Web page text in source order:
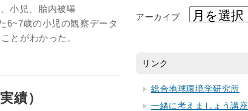
小児、胎内被曝
6~7歳の小児の観察データ
とがわかった。
績）
アーカイブ
リンク
総合地球環境学研究所
一緒に考えましょう講座